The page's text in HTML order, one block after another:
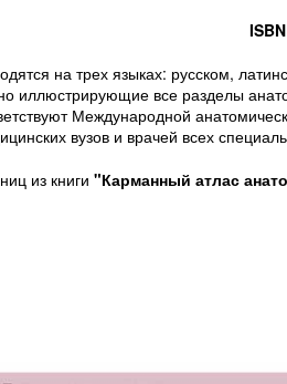
на трех языках: русском,
иллюстрирующие все разделы
Международной
вузов и врачей всех
из книги "Карманный атлас